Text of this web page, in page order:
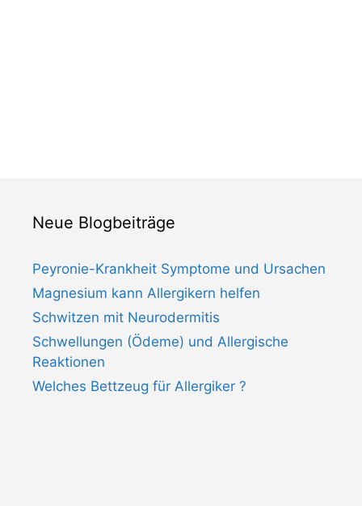
Neue Blogbeiträge
Peyronie-Krankheit Symptome und Ursachen
Magnesium kann Allergikern helfen
Schwitzen mit Neurodermitis
Schwellungen (Ödeme) und Allergische
Reaktionen
Welches Bettzeug für Allergiker ?